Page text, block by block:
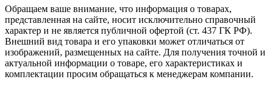
Обращаем ваше внимание, что информация о товарах,
представленная на сайте, носит исключительно справочный
характер и не является публичной офертой (ст. 437 ГК РФ).
Внешний вид товара и его упаковки может отличаться от
изображений, размещенных на сайте. Для получения точной и
актуальной информации о товаре, его характеристиках и
комплектации просим обращаться к менеджерам компании.